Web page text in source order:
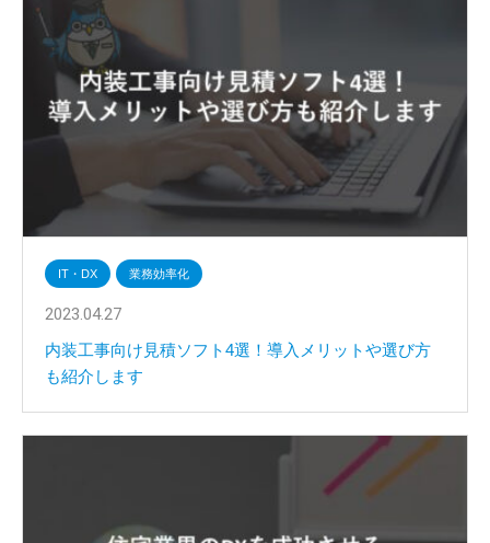
IT・DX 業務効率化
2023.04.27
内装工事向け見積ソフト4選！導入メリットや選び方
も紹介します